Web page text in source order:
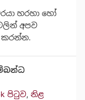
හරහා හෝ
අපව
පිටුව, නිළ